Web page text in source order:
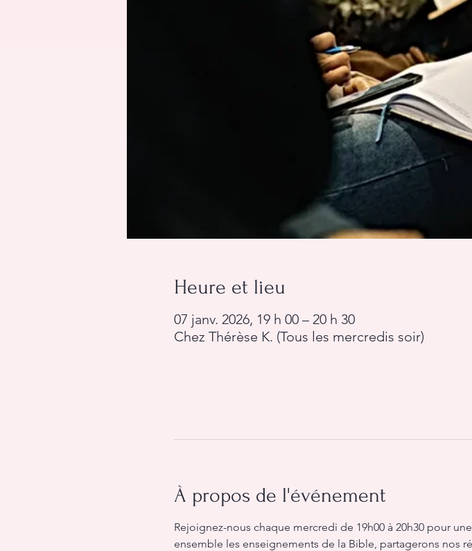
Heure et lieu
07 janv. 2026, 19 h 00 – 20 h 30
Chez Thérèse K. (Tous les mercredis soir)
À propos de l'événement
Rejoignez-nous chaque mercredi de 19h00 à 20h30 pour
ensemble les enseignements de la Bible, partagerons nos